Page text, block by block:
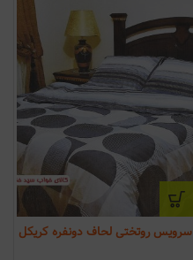
سرویس روتختی لحاف دونفره کریکل